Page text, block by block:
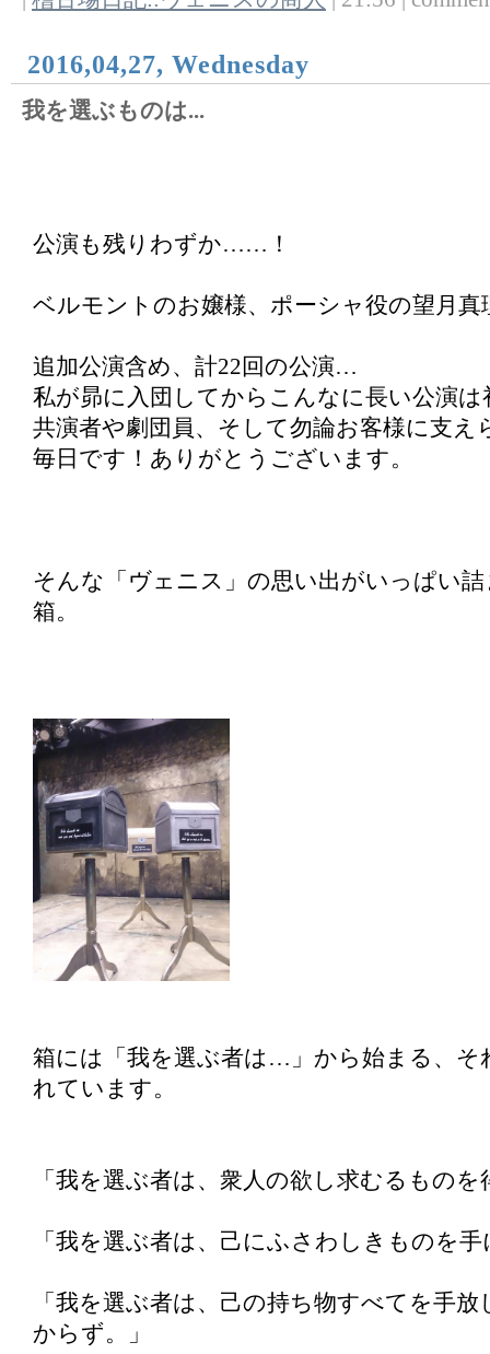
2016,04,27, Wednesday
我を選ぶものは...
公演も残りわずか……！
ベルモントのお嬢様、ポーシャ役の望月真
追加公演含め、計22回の公演…
私が昴に入団してからこんなに長い公演
共演者や劇団員、そして勿論お客様に支え
毎日です！ありがとうございます。
そんな「ヴェニス」の思い出がいっぱい
箱。
箱には「我を選ぶ者は…」から始まる、そ
れています。
「我を選ぶ者は、衆人の欲し求むるものを
「我を選ぶ者は、己にふさわしきものを
「我を選ぶ者は、己の持ち物すべてを手
からず。」